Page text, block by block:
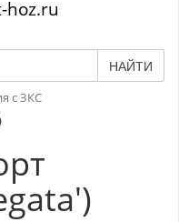
hoz.ru
НАЙТИ
с ЗКС